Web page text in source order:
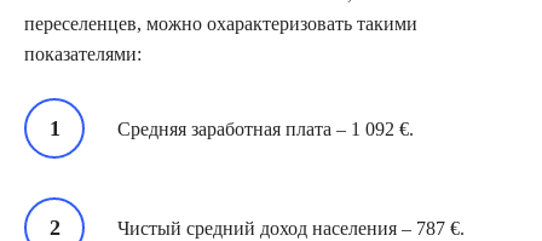
переселенцев, можно охарактеризовать такими
показателями:
Средняя заработная плата – 1 092 €.
Чистый средний доход населения – 787 €.